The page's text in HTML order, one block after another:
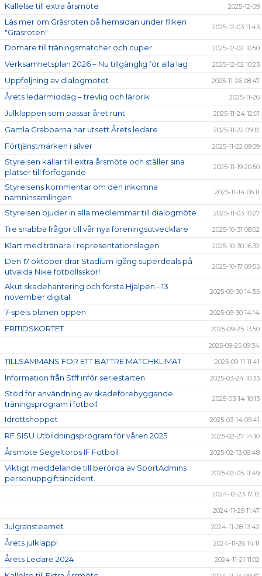
Kallelse till extra årsmöte 2025-12-09
Läs mer om Gräsroten på hemsidan under fliken
"Gräsroten"
2025-12-03 11:43
Domare till träningsmatcher och cuper 2025-12-02 10:50
Verksamhetsplan 2026 – Nu tillgänglig för alla lag 2025-12-02 10:23
Uppföljning av dialogmötet 2025-11-26 08:47
Årets ledarmiddag – trevlig och lärorik 2025-11-26
Julklappen som passar året runt 2025-11-24 12:01
Gamla Grabbarna har utsett Årets ledare 2025-11-22 09:12
Förtjänstmärken i silver 2025-11-22 09:09
Styrelsen kallar till extra årsmöte och ställer sina
platser till förfogande
2025-11-19 20:50
Styrelsens kommentar om den inkomna
namninsamlingen
2025-11-14 06:11
Styrelsen bjuder in alla medlemmar till dialogmöte 2025-11-03 10:27
Tre snabba frågor till vår nya föreningsutvecklare 2025-10-31 08:02
Klart med tränare i representationslagen 2025-10-30 16:32
Den 17 oktober drar Stadium igång superdeals på
utvalda Nike fotbollsskor!
2025-10-17 09:55
Akut skadehantering och första Hjälpen - 13
november digital
2025-09-30 14:55
7-spels planen öppen 2025-09-30 14:14
FRITIDSKORTET
2025-09-25 13:50
2025-09-25 09:34
TILLSAMMANS FÖR ETT BÄTTRE MATCHKLIMAT 2025-09-11 11:41
Information från Stff inför seriestarten 2025-03-24 10:33
Stöd för användning av skadeförebyggande
träningsprogram i fotboll
2025-03-14 10:13
Idrottshoppet 2025-03-14 09:41
RF SISU Utbildningsprogram för våren 2025 2025-02-27 14:10
Årsmöte Segeltorps IF Fotboll 2025-02-13 09:48
Viktigt meddelande till berörda av SportAdmins
personuppgiftsincident.
2025-02-05 11:49
2024-12-23 17:12
2024-11-29 11:47
Julgransteamet 2024-11-28 13:42
Årets julklapp! 2024-11-26 14:11
Årets Ledare 2024 2024-11-21 11:02